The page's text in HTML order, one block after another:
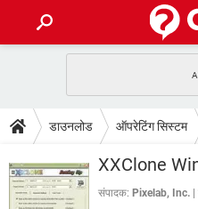
फोन पर अकाउंट बैलेंस चेक
WhatsApp Hack हो गया?
टेक-स्पेशल
2020 के फ्री एंटीवायरस
बेस्ट फ्री ऑनलाइन गेम्स
डाउनलोड
Vidmate
FORUM
डाउनलोड ऑपरेटिंग सिस्टम
XXClone
संपादक: Pixelab, Inc.